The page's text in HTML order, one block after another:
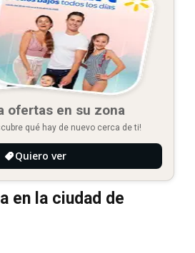
ofertas en su zona
qué hay de nuevo cerca de ti!
Quiero ver
en la ciudad de